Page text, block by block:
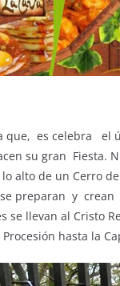
es celebra el
su gran Fiesta.
alto de un Cerro
se preparan y
se llevan al Cristo
hasta la